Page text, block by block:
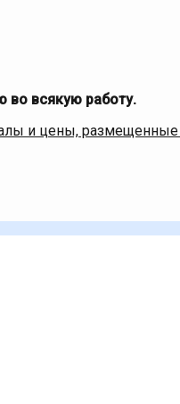
во всякую работу.
и цены,